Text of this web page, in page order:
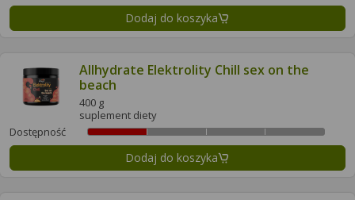
Dodaj do koszyka
Allhydrate Elektrolity Chill sex on the
beach
400 g
suplement diety
Dostępność
Dodaj do koszyka